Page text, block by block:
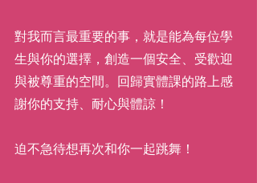
對我而言最重要的事，就是能為每位學
生與你的選擇，創造一個安全、受歡迎
與被尊重的空間。回歸實體課的路上感
謝你的支持、耐心與體諒！
迫不急待想再次和你一起跳舞！